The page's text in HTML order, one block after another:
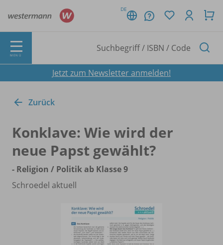
DE
MENÜ
Jetzt zum Newsletter anmelden!
Zurück
Konklave: Wie wird der
neue Papst gewählt?
- Religion / Politik ab Klasse 9
Schroedel aktuell